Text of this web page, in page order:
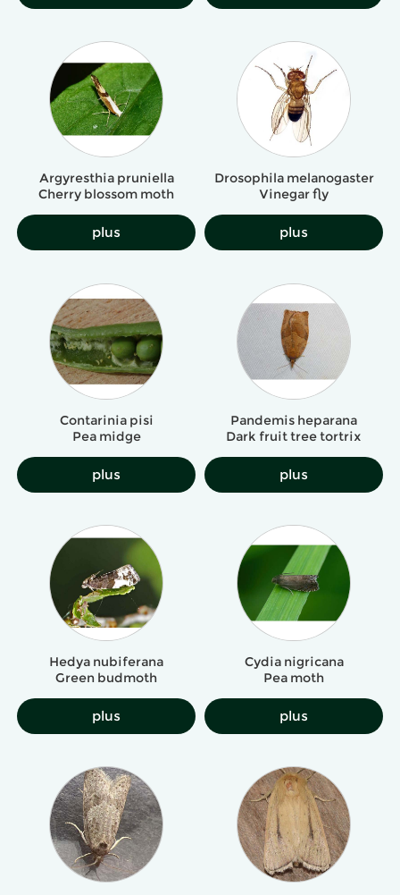
Argyresthia pruniella
Cherry blossom moth
plus
Drosophila melanogaster
Vinegar fly
plus
Contarinia pisi
Pea midge
plus
Pandemis heparana
Dark fruit tree tortrix
plus
Hedya nubiferana
Green budmoth
plus
Cydia nigricana
Pea moth
plus